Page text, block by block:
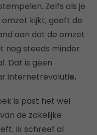
Zelfs als je
kijkt, geeft de
aan dat de omzet
nog steeds minder
Dat is geen
internetrevolutie.
is past het wel
de zakelijke
Ik schreef al